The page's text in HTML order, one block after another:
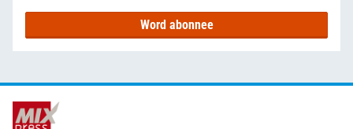
Word abonnee